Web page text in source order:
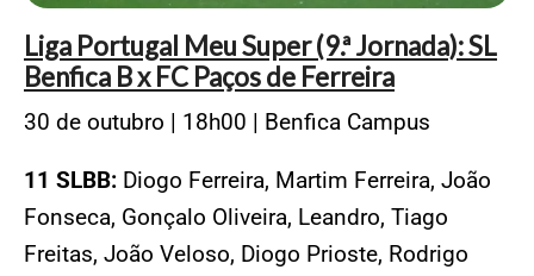
Liga Portugal Meu Super (9.ª Jornada): SL
Benfica B x FC Paços de Ferreira
30 de outubro | 18h00 | Benfica Campus
11 SLBB: Diogo Ferreira, Martim Ferreira, João
Fonseca, Gonçalo Oliveira, Leandro, Tiago
Freitas, João Veloso, Diogo Prioste, Rodrigo